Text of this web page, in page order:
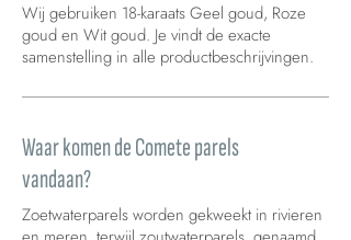
Wij gebruiken 18-karaats Geel goud, Roze
goud en Wit goud. Je vindt de exacte
samenstelling in alle productbeschrijvingen.
Waar komen de Comete parels
vandaan?
Zoetwaterparels worden gekweekt in rivieren